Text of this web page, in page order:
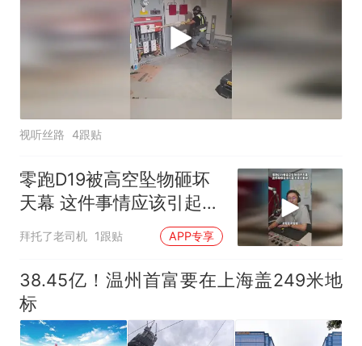
视听丝路 4跟贴
零跑D19被高空坠物砸坏
天幕 这件事情应该引起大
家的重视
拜托了老司机 1跟贴 APP专享
38.45亿！温州首富要在上海盖249米地
标